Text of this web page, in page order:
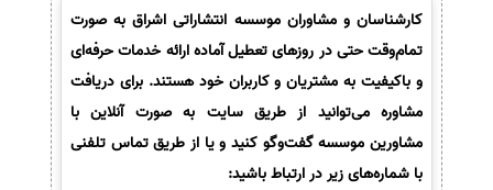
کارشناسان و مشاوران موسسه انتشاراتی اشراق به صورت
تمام‌وقت حتی در روزهای تعطیل آماده ارائه خدمات حرفه‌ای
و باکیفیت به مشتریان و کاربران خود هستند. برای دریافت
مشاوره می‌توانید از طریق سایت به صورت آنلاین با
مشاورین موسسه گفت‌وگو کنید و یا از طریق تماس تلفنی
با شماره‌های زیر در ارتباط باشید: